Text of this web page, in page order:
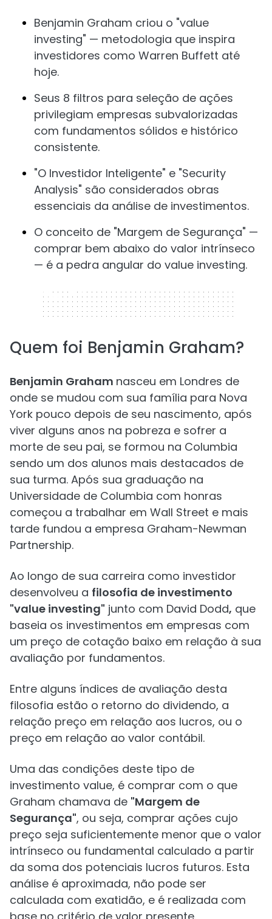
Benjamin Graham criou o "value
investing" — metodologia que inspira
investidores como Warren Buffett até
hoje.
Seus 8 filtros para seleção de ações
privilegiam empresas subvalorizadas
com fundamentos sólidos e histórico
consistente.
"O Investidor Inteligente" e "Security
Analysis" são considerados obras
essenciais da análise de investimentos.
O conceito de "Margem de Segurança" —
comprar bem abaixo do valor intrínseco
— é a pedra angular do value investing.
320 x 50
Quem foi Benjamin Graham?
Benjamin Graham nasceu em Londres de
onde se mudou com sua família para Nova
York pouco depois de seu nascimento, após
viver alguns anos na pobreza e sofrer a
morte de seu pai, se formou na Columbia
sendo um dos alunos mais destacados de
sua turma. Após sua graduação na
Universidade de Columbia com honras
começou a trabalhar em Wall Street e mais
tarde fundou a empresa Graham-Newman
Partnership.
Ao longo de sua carreira como investidor
desenvolveu a filosofia de investimento
"value investing" junto com David Dodd, que
baseia os investimentos em empresas com
um preço de cotação baixo em relação à sua
avaliação por fundamentos.
Entre alguns índices de avaliação desta
filosofia estão o retorno do dividendo, a
relação preço em relação aos lucros, ou o
preço em relação ao valor contábil.
Uma das condições deste tipo de
investimento value, é comprar com o que
Graham chamava de "Margem de
Segurança", ou seja, comprar ações cujo
preço seja suficientemente menor que o valor
intrínseco ou fundamental calculado a partir
da soma dos potenciais lucros futuros. Esta
análise é aproximada, não pode ser
calculada com exatidão, e é realizada com